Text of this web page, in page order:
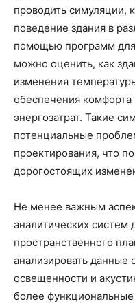
проводить симуляции,
поведение здания в
помощью программ для
можно оценить, как
изменения
обеспечения
энергозатрат. Такие
потенциальные
проектирования, что
дорогостоящих
Не менее важным
аналитических систем
пространственного
анализировать данные
освещенности и
более